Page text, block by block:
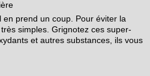
prend un coup. Pour éviter la
simples. Grignotez ces super-
et autres substances, ils vous